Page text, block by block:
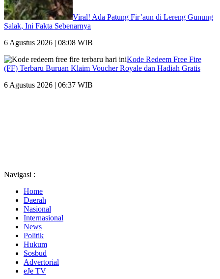
Viral! Ada Patung Fir’aun di Lereng Gunung
Salak, Ini Fakta Sebenarnya
6 Agustus 2026 | 08:08 WIB
Kode Redeem Free Fire
(FF) Terbaru Buruan Klaim Voucher Royale dan Hadiah Gratis
6 Agustus 2026 | 06:37 WIB
Navigasi :
Home
Daerah
Nasional
Internasional
News
Politik
Hukum
Sosbud
Advertorial
eJe TV